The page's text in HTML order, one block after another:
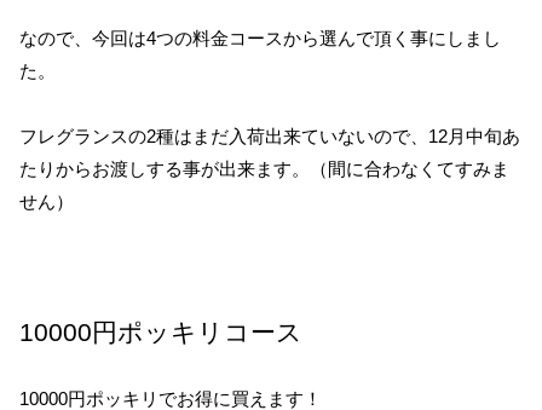
なので、今回は4つの料金コースから選んで頂く事にしまし
た。
フレグランスの2種はまだ入荷出来ていないので、12月中旬あ
たりからお渡しする事が出来ます。（間に合わなくてすみま
せん）
10000円ポッキリコース
10000円ポッキリでお得に買えます！